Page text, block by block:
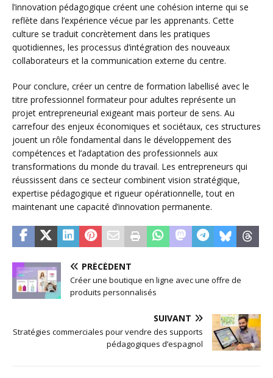
l’innovation pédagogique créent une cohésion interne qui se
reflète dans l’expérience vécue par les apprenants. Cette
culture se traduit concrètement dans les pratiques
quotidiennes, les processus d’intégration des nouveaux
collaborateurs et la communication externe du centre.
Pour conclure, créer un centre de formation labellisé avec le
titre professionnel formateur pour adultes représente un
projet entrepreneurial exigeant mais porteur de sens. Au
carrefour des enjeux économiques et sociétaux, ces structures
jouent un rôle fondamental dans le développement des
compétences et l’adaptation des professionnels aux
transformations du monde du travail. Les entrepreneurs qui
réussissent dans ce secteur combinent vision stratégique,
expertise pédagogique et rigueur opérationnelle, tout en
maintenant une capacité d’innovation permanente.
PRÉCÉDENT
Créer une boutique en ligne avec une offre de
produits personnalisés
SUIVANT
Stratégies commerciales pour vendre des supports
pédagogiques d’espagnol